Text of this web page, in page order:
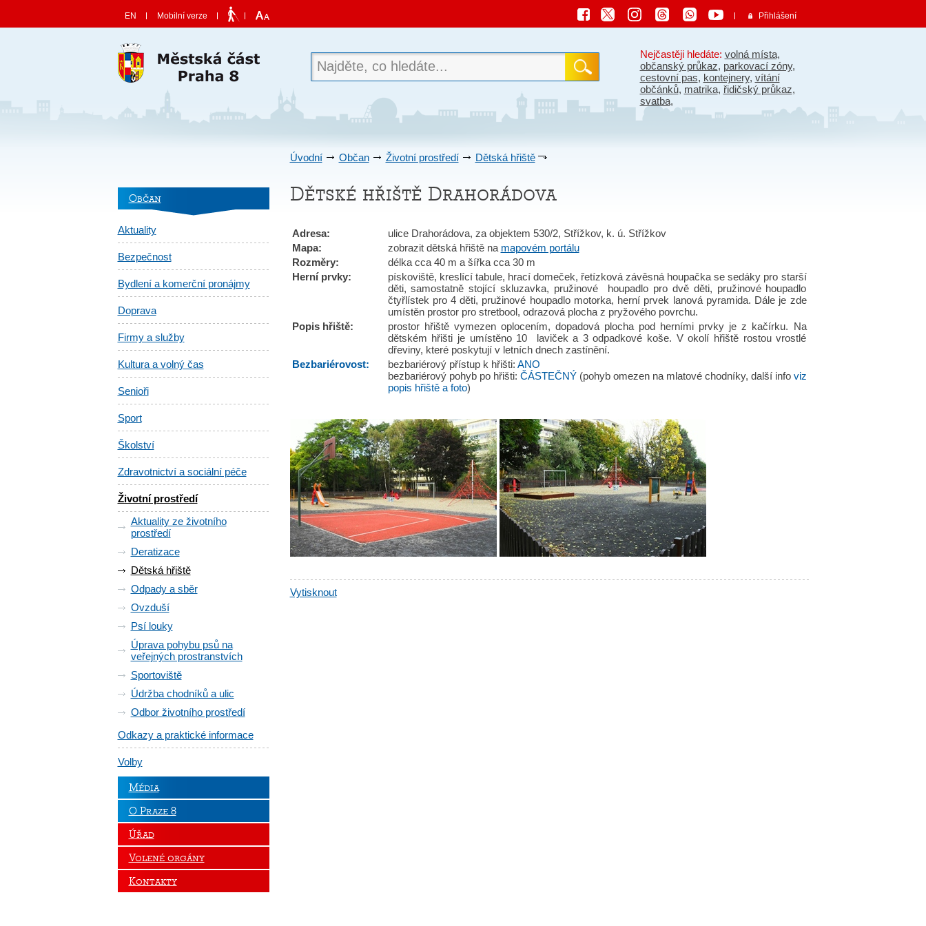
EN Mobilní verze Přihlášení
Nejčastěji hledáte: volná místa,
občanský průkaz, parkovací zóny,
cestovní pas, kontejnery, vítání
občánků, matrika, řidičský průkaz,
svatba,
Úvodní Občan Životní prostředí Dětská hřiště
Občan
Aktuality
Bezpečnost
Bydlení a komerční pronájmy
Doprava
Firmy a služby
Kultura a volný čas
Senioři
Sport
Školství
Zdravotnictví a sociální péče
Životní prostředí
Aktuality ze životního
prostředí
Deratizace
Dětská hřiště
Odpady a sběr
Ovzduší
Psí louky
Úprava pohybu psů na
veřejných prostranstvích
Sportoviště
Údržba chodníků a ulic
Odbor životního prostředí
Odkazy a praktické informace
Volby
Média
O Praze 8
Úřad
Volené orgány
Kontakty
Dětské hřiště Drahorádova
Adresa:
ulice Drahorádova, za objektem 530/2, Střížkov, k. ú. Střížkov
Mapa:
zobrazit dětská hřiště na mapovém portálu
Rozměry:
délka cca 40 m a šířka cca 30 m
Herní prvky:
pískoviště, kreslící tabule, hrací domeček, řetízková závěsná houpačka se sedáky pro starší
děti, samostatně stojící skluzavka, pružinové houpadlo pro dvě děti, pružinové houpadlo
čtyřlístek pro 4 děti, pružinové houpadlo motorka, herní prvek lanová pyramida. Dále je zde
umístěn prostor pro stretbool, odrazová plocha z pryžového povrchu.
Popis hřiště:
prostor hřiště vymezen oplocením, dopadová plocha pod herními prvky je z kačírku. Na
dětském hřišti je umístěno 10 laviček a 3 odpadkové koše. V okolí hřiště rostou vrostlé
dřeviny, které poskytují v letních dnech zastínění.
Bezbariérovost:
bezbariérový přístup k hřišti: ANO
bezbariérový pohyb po hřišti: ČÁSTEČNÝ(pohyb omezen na mlatové chodníky, další info viz
popis hřiště a foto)
Vytisknout